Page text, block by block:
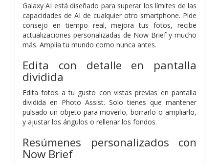
Galaxy AI está diseñado para superar los límites de las
capacidades de AI de cualquier otro smartphone. Pide
consejo en tiempo real, mejora tus fotos, recibe
actualizaciones personalizadas de Now Brief y mucho
más. Amplía tu mundo como nunca antes.
Edita con detalle en pantalla
dividida
Edita fotos a tu gusto con vistas previas en pantalla
dividida en Photo Assist. Solo tienes que mantener
pulsado un objeto para moverlo, borrarlo o ampliarlo,
y ajustar los ángulos o rellenar los fondos.
Resúmenes personalizados con
Now Brief